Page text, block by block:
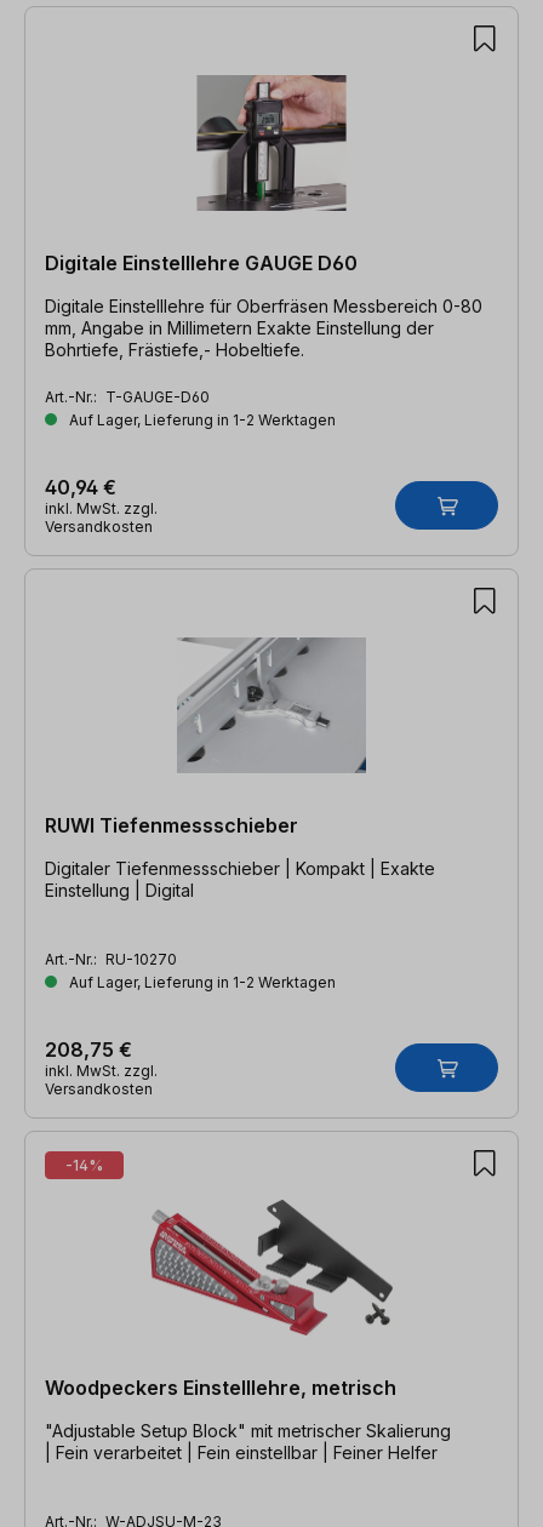
Digitale Einstelllehre GAUGE D60
Digitale Einstelllehre für Oberfräsen Messbereich 0-80
mm, Angabe in Millimetern Exakte Einstellung der
Bohrtiefe, Frästiefe,- Hobeltiefe.
Art.-Nr.: T-GAUGE-D60
Auf Lager, Lieferung in 1-2 Werktagen
40,94 €
inkl. MwSt. zzgl.
Versandkosten
RUWI Tiefenmessschieber
Digitaler Tiefenmessschieber | Kompakt | Exakte
Einstellung | Digital
Art.-Nr.: RU-10270
Auf Lager, Lieferung in 1-2 Werktagen
208,75 €
inkl. MwSt. zzgl.
Versandkosten
-14%
Woodpeckers Einstelllehre, metrisch
"Adjustable Setup Block" mit metrischer Skalierung
| Fein verarbeitet | Fein einstellbar | Feiner Helfer
Art.-Nr.: W-ADJSU-M-23